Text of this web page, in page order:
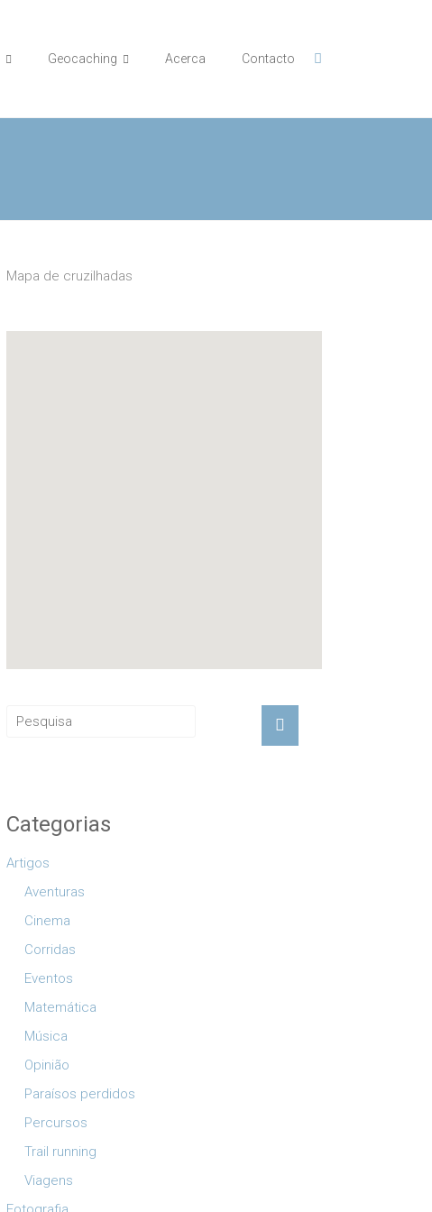
Geocaching Acerca Contacto
Mapa de cruzilhadas
Categorias
Artigos
Aventuras
Cinema
Corridas
Eventos
Matemática
Música
Opinião
Paraísos perdidos
Percursos
Trail running
Viagens